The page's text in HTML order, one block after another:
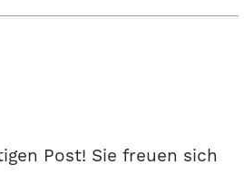
Post! Sie freuen sich